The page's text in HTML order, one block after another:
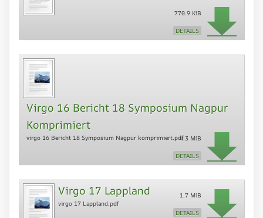
770.9 KiB
DETAILS
Virgo 16 Bericht 18 Symposium Nagpur
Komprimiert
virgo 16 Bericht 18 Symposium Nagpur komprimiert.pdf4.3 MiB
DETAILS
Virgo 17 Lappland
virgo 17 Lappland.pdf
1.7 MiB
DETAILS